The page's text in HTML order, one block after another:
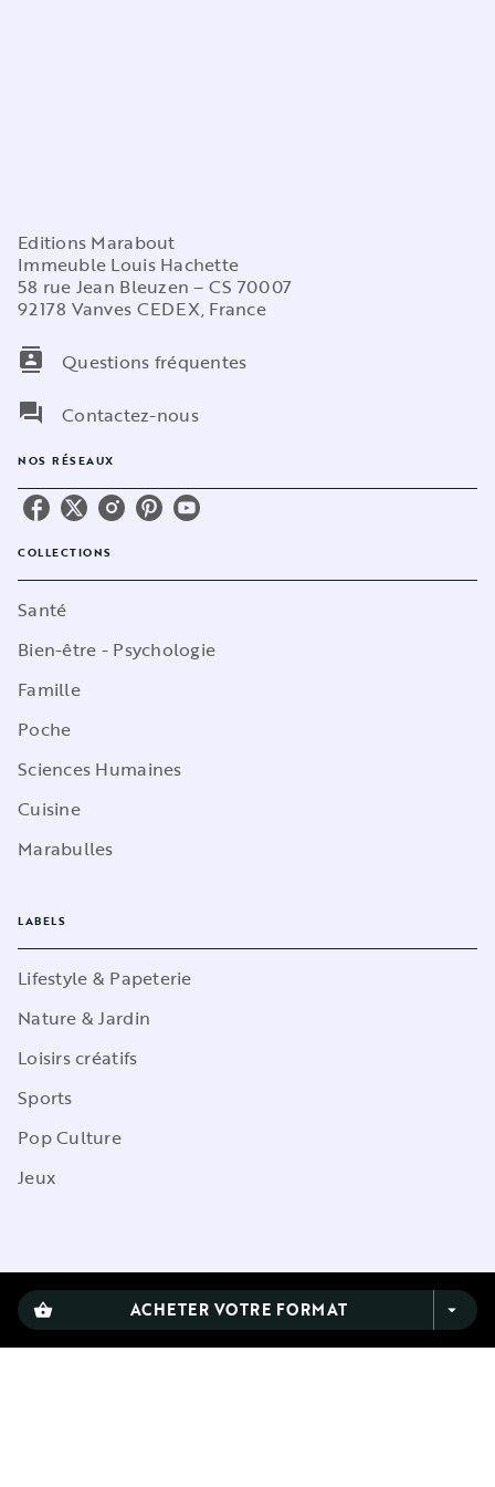
shopping_basket ACHETER VOTRE FORMAT arrow_drop_down
Editions Marabout
Immeuble Louis Hachette
58 rue Jean Bleuzen – CS 70007
92178 Vanves CEDEX, France
contacts
Questions fréquentes
question_answer
Contactez-nous
NOS RÉSEAUX
COLLECTIONS
Santé
Bien-être - Psychologie
Famille
Poche
Sciences Humaines
Cuisine
Marabulles
LABELS
Lifestyle & Papeterie
Nature & Jardin
Loisirs créatifs
Sports
Pop Culture
Jeux
CGU
Charte de référencement
Charte des Données Personnelles